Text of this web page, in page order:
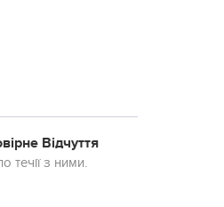
Відчуття
течії з ними.